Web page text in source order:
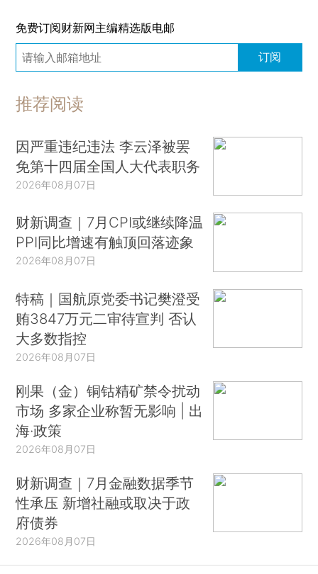
免费订阅财新网主编精选版电邮
订阅
推荐阅读
因严重违纪违法 李云泽被罢
免第十四届全国人大代表职务
2026年08月07日
财新调查｜7月CPI或继续降温
PPI同比增速有触顶回落迹象
2026年08月07日
特稿｜国航原党委书记樊澄受
贿3847万元二审待宣判 否认
大多数指控
2026年08月07日
刚果（金）铜钴精矿禁令扰动
市场 多家企业称暂无影响 | 出
海·政策
2026年08月07日
财新调查｜7月金融数据季节
性承压 新增社融或取决于政
府债券
2026年08月07日